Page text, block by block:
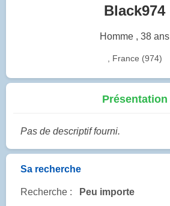
Black974
Homme , 38 ans
, France (974)
Présentation
Pas de descriptif fourni.
Sa recherche
Recherche : Peu importe